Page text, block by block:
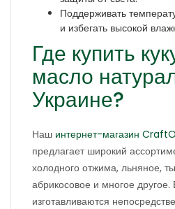
Поддерживать
и избегать высокой
Где купить
масло
Украине?
Наш интернет-магазин
предлагает широкий
холодного отжима, льняное,
абрикосовое и многое другое.
изготавливаются